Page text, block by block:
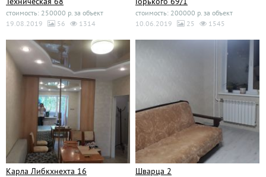
стоимость: 250000 р. за объект
19.08.2019
56 1314
стоимость: 200000 р. за объект
10.06.2019
25 1545
Карла Либкхнехта 16 Шварца 2